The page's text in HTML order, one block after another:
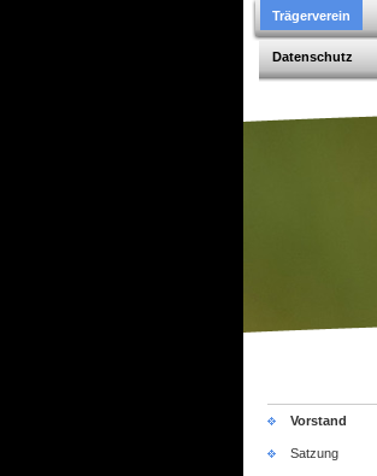
Trägerverein
Datenschutz
Vorstand
Satzung